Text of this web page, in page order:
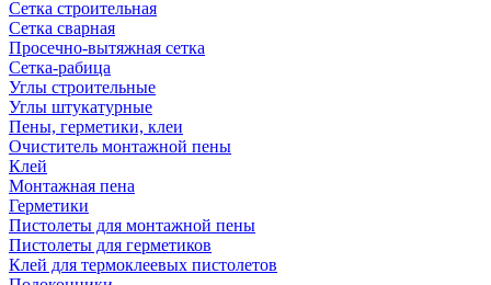
Сетка строительная
Сетка сварная
Просечно-вытяжная сетка
Сетка-рабица
Углы строительные
Углы штукатурные
Пены, герметики, клеи
Очиститель монтажной пены
Клей
Монтажная пена
Герметики
Пистолеты для монтажной пены
Пистолеты для герметиков
Клей для термоклеевых пистолетов